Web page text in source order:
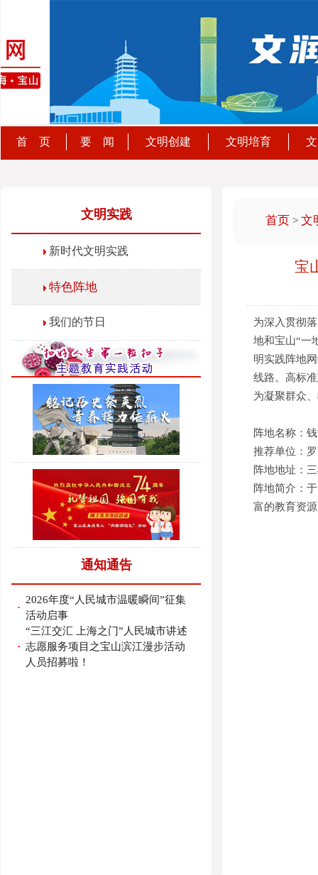
首 页 要 闻 文明创建 文明培育
文明实践
新时代文明实践
特色阵地
我们的节日
通知通告
· 2026年度“人民城市温暖瞬间”征集
活动启事
·
“三江交汇 上海之门”人民城市讲述
志愿服务项目之宝山滨江漫步活动
人员招募啦！
首页 > 文
宝
为深入贯彻
地和宝山“一
明实践阵地
线路。高标
为凝聚群众
阵地名称：
推荐单位：
阵地地址：
阵地简介：
富的教育资